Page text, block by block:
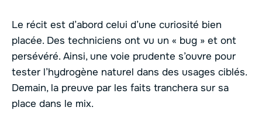
Le récit est d’abord celui d’une curiosité bien
placée. Des techniciens ont vu un « bug » et ont
persévéré. Ainsi, une voie prudente s’ouvre pour
tester l’hydrogène naturel dans des usages ciblés.
Demain, la preuve par les faits tranchera sur sa
place dans le mix.